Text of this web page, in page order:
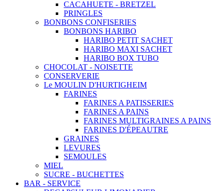
CACAHUETE - BRETZEL
PRINGLES
BONBONS CONFISERIES
BONBONS HARIBO
HARIBO PETIT SACHET
HARIBO MAXI SACHET
HARIBO BOX TUBO
CHOCOLAT - NOISETTE
CONSERVERIE
Le MOULIN D'HURTIGHEIM
FARINES
FARINES A PATISSERIES
FARINES A PAINS
FARINES MULTIGRAINES A PAINS
FARINES D'ÉPEAUTRE
GRAINES
LEVURES
SEMOULES
MIEL
SUCRE - BUCHETTES
BAR - SERVICE